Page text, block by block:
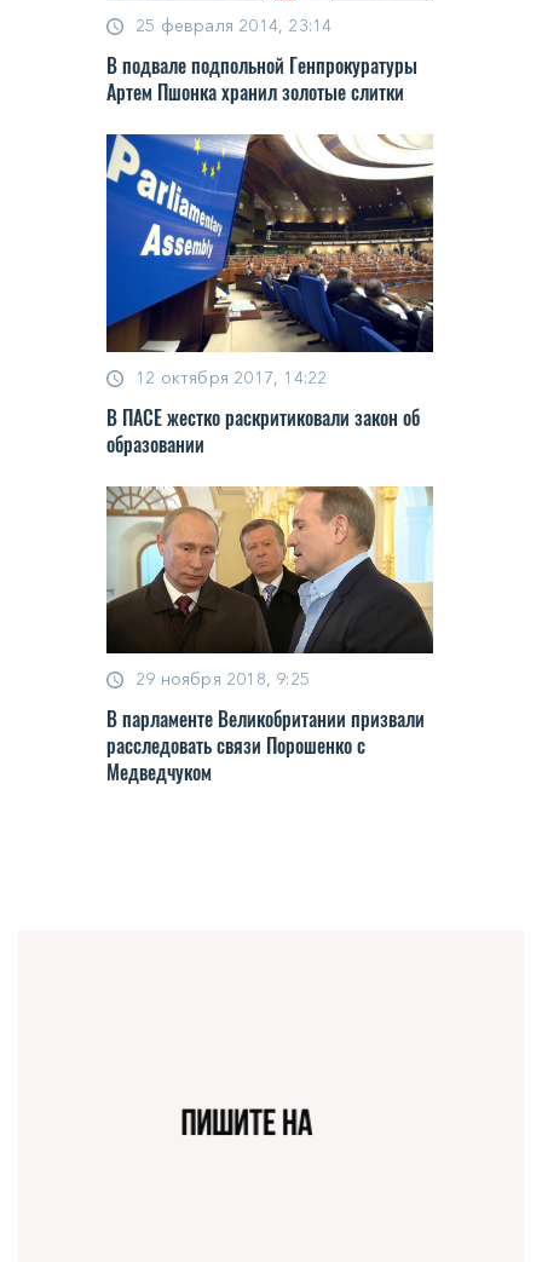
25 февраля 2014, 23:14
В подвале подпольной Генпрокуратуры
Артем Пшонка хранил золотые слитки
12 октября 2017, 14:22
В ПАСЕ жестко раскритиковали закон об
образовании
29 ноября 2018, 9:25
В парламенте Великобритании призвали
расследовать связи Порошенко с
Медведчуком